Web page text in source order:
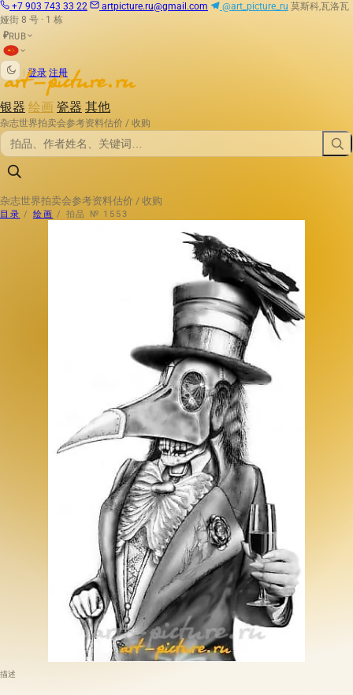
+7 903 743 33 22 artpicture.ru@gmail.com @art_picture_ru 莫斯科,瓦洛瓦
娅街 8 号 · 1 栋
₽RUB
登录 注册
银器 绘画 瓷器 其他
杂志世界拍卖会参考资料估价 / 收购
杂志世界拍卖会参考资料估价 / 收购
目录 / 绘画 / 拍品 № 1553
描述